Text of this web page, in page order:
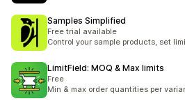
Samples Simplified
Free trial available
Control your sample products, set
LimitField: MOQ & Max limits
Free
Min & max order quantities per